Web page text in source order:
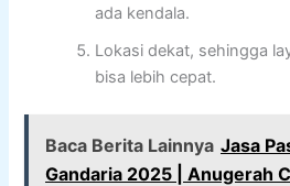
ada kendala.
Lokasi dekat, sehingga
bisa lebih cepat.
Baca Berita Lainnya Jasa
Gandaria 2025 | Anugerah